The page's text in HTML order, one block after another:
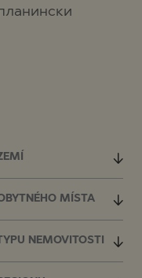
MÍSTA
NEMOVITOSTI